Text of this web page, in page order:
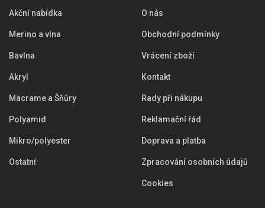
Akční nabídka
Merino a vlna
Bavlna
Akryl
Macrame a Šňůry
Polyamid
Mikro/polyester
Ostatní
O nás
Obchodní podmínky
Vrácení zboží
Kontakt
Rady při nákupu
Reklamační řád
Doprava a platba
Zpracování osobních údajů
Cookies